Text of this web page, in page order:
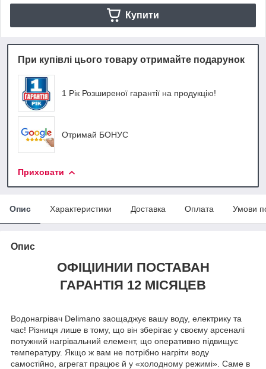
Купити
При купівлі цього товару отримайте подарунок
1 Рік Розширеної гарантії на продукцію!
Отримай БОНУС
Приховати
Опис Характеристики Доставка Оплата Умови
Опис
ОФІЦІЙНИЙ ПОСТАВАН
ГАРАНТІЯ 12 МІСЯЦЕВ
Водонагрівач Delimano заощаджує вашу воду, електрику та
час! Різниця лише в тому, що він зберігає у своєму арсеналі
потужний нагрівальний елемент, що оперативно підвищує
температуру. Якщо ж вам не потрібно нагріти воду
самостійно, агрегат працює й у «холодному режимі». Саме в